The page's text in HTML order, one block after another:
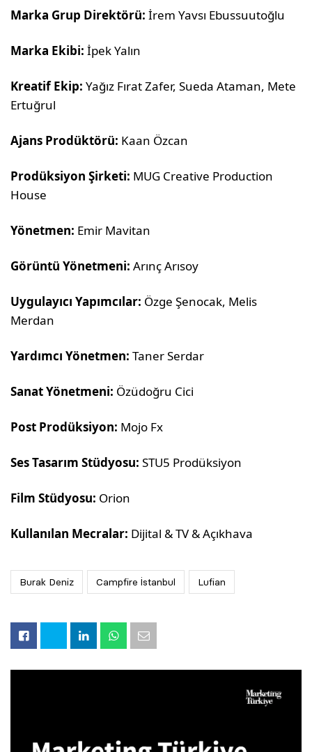
Marka Grup Direktörü:İrem Yavsı Ebussuutoğlu
Marka Ekibi:İpek Yalın
Kreatif Ekip:Yağız Fırat Zafer, Sueda Ataman, Mete
Ertuğrul
Ajans Prodüktörü: Kaan Özcan
Prodüksiyon Şirketi: MUG Creative Production
House
Yönetmen: Emir Mavitan
Görüntü Yönetmeni:Arınç Arısoy
Uygulayıcı Yapımcılar: Özge Şenocak, Melis
Merdan
Yardımcı Yönetmen:Taner Serdar
Sanat Yönetmeni: Özüdoğru Cici
Post Prodüksiyon: Mojo Fx
Ses Tasarım Stüdyosu:STU5 Prodüksiyon
Film Stüdyosu: Orion
Kullanılan Mecralar: Dijital & TV & Açıkhava
Burak Deniz Campfire İstanbul Lufian